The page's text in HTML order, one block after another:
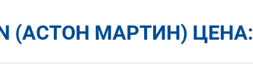
(АСТОН МАРТИН) ЦЕНА: